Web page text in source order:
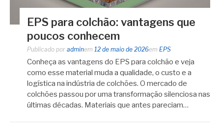
EPS para colchão: vantagens que
poucos conhecem
Publicado por adminem 12 de maio de 2026em EPS
Conheça as vantagens do EPS para colchão e veja
como esse material muda a qualidade, o custo e a
logística na indústria de colchões. O mercado de
colchões passou por uma transformação silenciosa nas
últimas décadas. Materiais que antes pareciam…